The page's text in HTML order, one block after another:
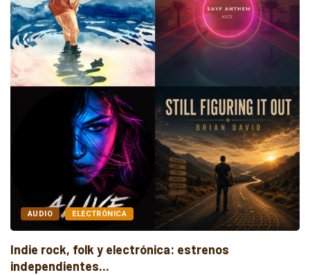
ALTERNATIVO AUDIO
Nueva música independiente: electrónica, post
rock y...